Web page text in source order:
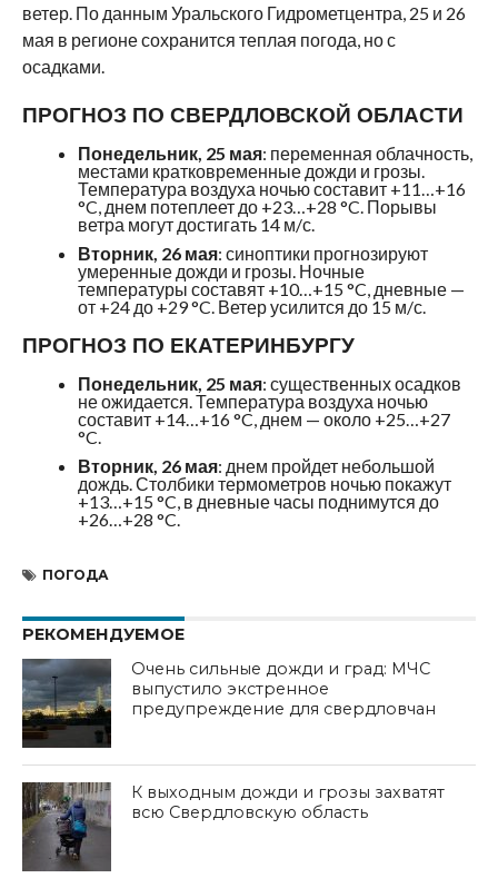
ветер. По данным Уральского Гидрометцентра, 25 и 26
мая в регионе сохранится теплая погода, но с
осадками.
ПРОГНОЗ ПО СВЕРДЛОВСКОЙ ОБЛАСТИ
Понедельник, 25 мая: переменная облачность,
местами кратковременные дожди и грозы.
Температура воздуха ночью составит +11…+16
°C, днем потеплеет до +23…+28 °C. Порывы
ветра могут достигать 14 м/с.
Вторник, 26 мая: синоптики прогнозируют
умеренные дожди и грозы. Ночные
температуры составят +10…+15 °C, дневные —
от +24 до +29 °C. Ветер усилится до 15 м/с.
ПРОГНОЗ ПО ЕКАТЕРИНБУРГУ
Понедельник, 25 мая: существенных осадков
не ожидается. Температура воздуха ночью
составит +14…+16 °C, днем — около +25…+27
°C.
Вторник, 26 мая: днем пройдет небольшой
дождь. Столбики термометров ночью покажут
+13…+15 °C, в дневные часы поднимутся до
+26…+28 °C.
ПОГОДА
РЕКОМЕНДУЕМОЕ
Очень сильные дожди и град: МЧС
выпустило экстренное
предупреждение для свердловчан
К выходным дожди и грозы захватят
всю Свердловскую область